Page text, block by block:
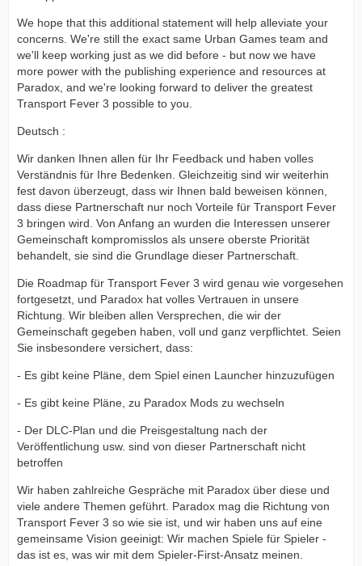
We hope that this additional statement will help alleviate your
concerns. We're still the exact same Urban Games team and
we'll keep working just as we did before - but now we have
more power with the publishing experience and resources at
Paradox, and we're looking forward to deliver the greatest
Transport Fever 3 possible to you.
Deutsch :
Wir danken Ihnen allen für Ihr Feedback und haben volles
Verständnis für Ihre Bedenken. Gleichzeitig sind wir weiterhin
fest davon überzeugt, dass wir Ihnen bald beweisen können,
dass diese Partnerschaft nur noch Vorteile für Transport Fever
3 bringen wird. Von Anfang an wurden die Interessen unserer
Gemeinschaft kompromisslos als unsere oberste Priorität
behandelt, sie sind die Grundlage dieser Partnerschaft.
Die Roadmap für Transport Fever 3 wird genau wie vorgesehen
fortgesetzt, und Paradox hat volles Vertrauen in unsere
Richtung. Wir bleiben allen Versprechen, die wir der
Gemeinschaft gegeben haben, voll und ganz verpflichtet. Seien
Sie insbesondere versichert, dass:
- Es gibt keine Pläne, dem Spiel einen Launcher hinzuzufügen
- Es gibt keine Pläne, zu Paradox Mods zu wechseln
- Der DLC-Plan und die Preisgestaltung nach der
Veröffentlichung usw. sind von dieser Partnerschaft nicht
betroffen
Wir haben zahlreiche Gespräche mit Paradox über diese und
viele andere Themen geführt. Paradox mag die Richtung von
Transport Fever 3 so wie sie ist, und wir haben uns auf eine
gemeinsame Vision geeinigt: Wir machen Spiele für Spieler -
das ist es, was wir mit dem Spieler-First-Ansatz meinen.